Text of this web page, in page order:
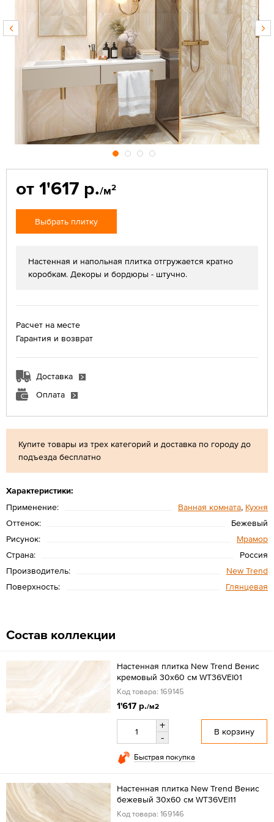
Купите товары из трех категорий и доставка по городу до
подъезда бесплатно
Характеристики:
Применение:
Ванная комната, Кухня
Оттенок:
Бежевый
Рисунок:
Мрамор
Страна:
Россия
Производитель:
New Trend
Поверхность:
Глянцевая
от 1'617 р./м2
Выбрать плитку
Настенная и напольная плитка отгружается кратно
коробкам. Декоры и бордюры - штучно.
Расчет на месте
Гарантия и возврат
Доставка
Оплата
Состав коллекции
Настенная плитка New Trend Венис
кремовый 30x60 см WT36VEI01
Код товара: 169145
1'617 р./м2
+
-
В корзину
Быстрая покупка
Настенная плитка New Trend Венис
бежевый 30x60 см WT36VEI11
Код товара: 169146